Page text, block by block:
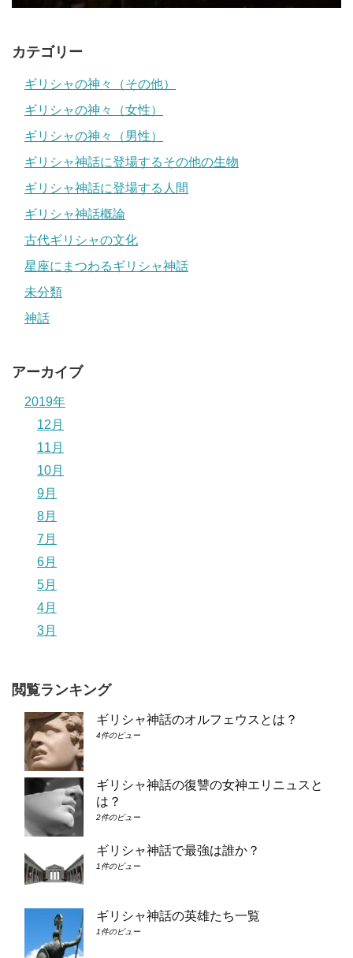
カテゴリー
ギリシャの神々（その他）
ギリシャの神々（女性）
ギリシャの神々（男性）
ギリシャ神話に登場するその他の生物
ギリシャ神話に登場する人間
ギリシャ神話概論
古代ギリシャの文化
星座にまつわるギリシャ神話
未分類
神話
アーカイブ
2019年
12月
11月
10月
9月
8月
7月
6月
5月
4月
3月
閲覧ランキング
ギリシャ神話のオルフェウスとは？
4件のビュー
ギリシャ神話の復讐の女神エリニュスと
は？
2件のビュー
ギリシャ神話で最強は誰か？
1件のビュー
ギリシャ神話の英雄たち一覧
1件のビュー